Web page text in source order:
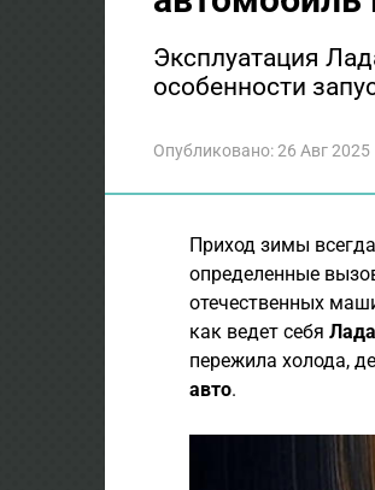
Эксплуатация
особенности
Опубликовано:26 Авг 2025
Приход зимы
определенные
отечественных
как ведет себя
пережила холода,
авто.